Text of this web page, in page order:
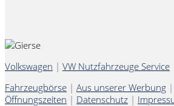
Volkswagen | VW Nutzfahrzeuge Service
Fahrzeugbörse | Aus unserer Werbung |
Öffnungszeiten | Datenschutz |